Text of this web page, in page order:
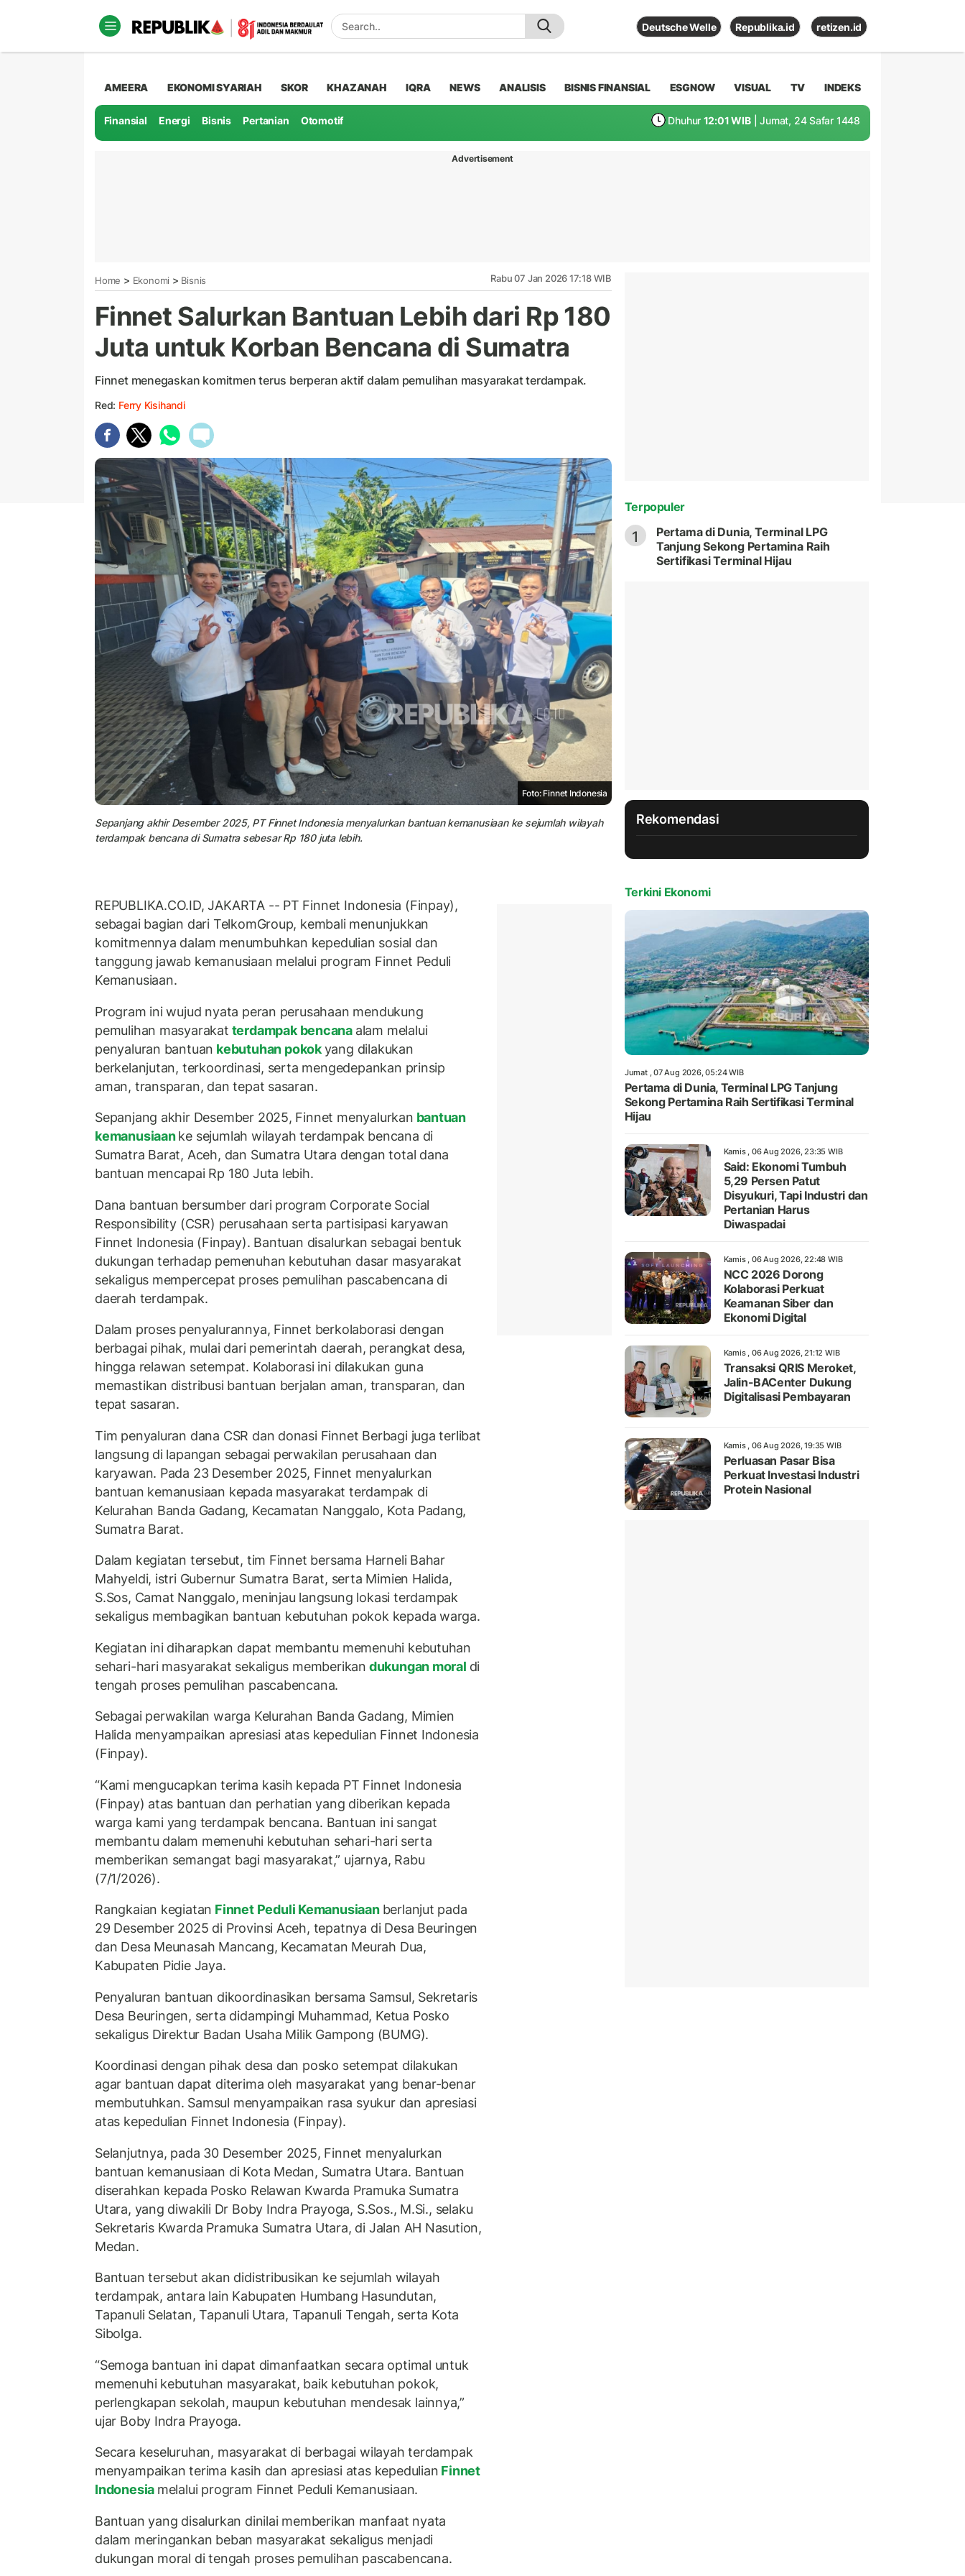
Deutsche Welle Republika.id retizen.id
AMEERA EKONOMI SYARIAH SKOR KHAZANAH IQRA NEWS ANALISIS BISNIS FINANSIAL ESGNOW VISUAL TV INDEKS
Finansial Energi Bisnis Pertanian Otomotif Dhuhur 12:01 WIB | Jumat, 24 Safar 1448
Advertisement
Home > Ekonomi > Bisnis Rabu 07 Jan 2026 17:18 WIB
Finnet Salurkan Bantuan Lebih dari Rp 180
Juta untuk Korban Bencana di Sumatra
Finnet menegaskan komitmen terus berperan aktif dalam pemulihan masyarakat terdampak.
Red: Ferry Kisihandi
Foto: Finnet Indonesia
Sepanjang akhir Desember 2025, PT Finnet Indonesia menyalurkan bantuan kemanusiaan ke sejumlah wilayah
terdampak bencana di Sumatra sebesar Rp 180 juta lebih.
REPUBLIKA.CO.ID, JAKARTA -- PT Finnet Indonesia (Finpay),
sebagai bagian dari TelkomGroup, kembali menunjukkan
komitmennya dalam menumbuhkan kepedulian sosial dan
tanggung jawab kemanusiaan melalui program Finnet Peduli
Kemanusiaan.
Program ini wujud nyata peran perusahaan mendukung
pemulihan masyarakat terdampak bencana alam melalui
penyaluran bantuan kebutuhan pokokyang dilakukan
berkelanjutan, terkoordinasi, serta mengedepankan prinsip
aman, transparan, dan tepat sasaran.
Sepanjang akhir Desember 2025, Finnet menyalurkan bantuan
kemanusiaanke sejumlah wilayah terdampak bencana di
Sumatra Barat, Aceh, dan Sumatra Utara dengan total dana
bantuan mencapai Rp 180 Juta lebih.
Dana bantuan bersumber dari program Corporate Social
Responsibility (CSR) perusahaan serta partisipasi karyawan
Finnet Indonesia (Finpay). Bantuan disalurkan sebagai bentuk
dukungan terhadap pemenuhan kebutuhan dasar masyarakat
sekaligus mempercepat proses pemulihan pascabencana di
daerah terdampak.
Dalam proses penyalurannya, Finnet berkolaborasi dengan
berbagai pihak, mulai dari pemerintah daerah, perangkat desa,
hingga relawan setempat. Kolaborasi ini dilakukan guna
memastikan distribusi bantuan berjalan aman, transparan, dan
tepat sasaran.
Tim penyaluran dana CSR dan donasi Finnet Berbagi juga terlibat
langsung di lapangan sebagai perwakilan perusahaan dan
karyawan. Pada 23 Desember 2025, Finnet menyalurkan
bantuan kemanusiaan kepada masyarakat terdampak di
Kelurahan Banda Gadang, Kecamatan Nanggalo, Kota Padang,
Sumatra Barat.
Dalam kegiatan tersebut, tim Finnet bersama Harneli Bahar
Mahyeldi, istri Gubernur Sumatra Barat, serta Mimien Halida,
S.Sos, Camat Nanggalo, meninjau langsung lokasi terdampak
sekaligus membagikan bantuan kebutuhan pokok kepada warga.
Kegiatan ini diharapkan dapat membantu memenuhi kebutuhan
sehari-hari masyarakat sekaligus memberikan dukungan moral di
tengah proses pemulihan pascabencana.
Sebagai perwakilan warga Kelurahan Banda Gadang, Mimien
Halida menyampaikan apresiasi atas kepedulian Finnet Indonesia
(Finpay).
“Kami mengucapkan terima kasih kepada PT Finnet Indonesia
(Finpay) atas bantuan dan perhatian yang diberikan kepada
warga kami yang terdampak bencana. Bantuan ini sangat
membantu dalam memenuhi kebutuhan sehari-hari serta
memberikan semangat bagi masyarakat,” ujarnya, Rabu
(7/1/2026).
Rangkaian kegiatan Finnet Peduli Kemanusiaan berlanjut pada
29 Desember 2025 di Provinsi Aceh, tepatnya di Desa Beuringen
dan Desa Meunasah Mancang, Kecamatan Meurah Dua,
Kabupaten Pidie Jaya.
Penyaluran bantuan dikoordinasikan bersama Samsul, Sekretaris
Desa Beuringen, serta didampingi Muhammad, Ketua Posko
sekaligus Direktur Badan Usaha Milik Gampong (BUMG).
Koordinasi dengan pihak desa dan posko setempat dilakukan
agar bantuan dapat diterima oleh masyarakat yang benar-benar
membutuhkan. Samsul menyampaikan rasa syukur dan apresiasi
atas kepedulian Finnet Indonesia (Finpay).
Selanjutnya, pada 30 Desember 2025, Finnet menyalurkan
bantuan kemanusiaan di Kota Medan, Sumatra Utara. Bantuan
diserahkan kepada Posko Relawan Kwarda Pramuka Sumatra
Utara, yang diwakili Dr Boby Indra Prayoga, S.Sos., M.Si., selaku
Sekretaris Kwarda Pramuka Sumatra Utara, di Jalan AH Nasution,
Medan.
Bantuan tersebut akan didistribusikan ke sejumlah wilayah
terdampak, antara lain Kabupaten Humbang Hasundutan,
Tapanuli Selatan, Tapanuli Utara, Tapanuli Tengah, serta Kota
Sibolga.
“Semoga bantuan ini dapat dimanfaatkan secara optimal untuk
memenuhi kebutuhan masyarakat, baik kebutuhan pokok,
perlengkapan sekolah, maupun kebutuhan mendesak lainnya,”
ujar Boby Indra Prayoga.
Secara keseluruhan, masyarakat di berbagai wilayah terdampak
menyampaikan terima kasih dan apresiasi atas kepedulian Finnet
Indonesia melalui program Finnet Peduli Kemanusiaan.
Bantuan yang disalurkan dinilai memberikan manfaat nyata
dalam meringankan beban masyarakat sekaligus menjadi
dukungan moral di tengah proses pemulihan pascabencana.
Terpopuler
1
Pertama di Dunia, Terminal LPG
Tanjung Sekong Pertamina Raih
Sertifikasi Terminal Hijau
Rekomendasi
Terkini Ekonomi
Jumat , 07 Aug 2026, 05:24 WIB
Pertama di Dunia, Terminal LPG Tanjung
Sekong Pertamina Raih Sertifikasi Terminal
Hijau
Kamis , 06 Aug 2026, 23:35 WIB
Said: Ekonomi Tumbuh
5,29 Persen Patut
Disyukuri, Tapi Industri dan
Pertanian Harus
Diwaspadai
Kamis , 06 Aug 2026, 22:48 WIB
NCC 2026 Dorong
Kolaborasi Perkuat
Keamanan Siber dan
Ekonomi Digital
Kamis , 06 Aug 2026, 21:12 WIB
Transaksi QRIS Meroket,
Jalin-BACenter Dukung
Digitalisasi Pembayaran
Kamis , 06 Aug 2026, 19:35 WIB
Perluasan Pasar Bisa
Perkuat Investasi Industri
Protein Nasional